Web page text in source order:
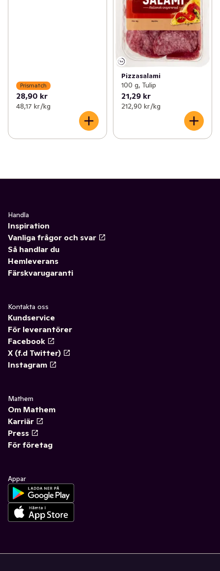
Prismatch
28,90 kr
48,17 kr /kg
Pizzasalami
100 g, Tulip
21,29 kr
212,90 kr /kg
Handla
Inspiration
Vanliga frågor och svar
Så handlar du
Hemleverans
Färskvarugaranti
Kontakta oss
Kundservice
För leverantörer
Facebook
X (f.d Twitter)
Instagram
Mathem
Om Mathem
Karriär
Press
För företag
Appar